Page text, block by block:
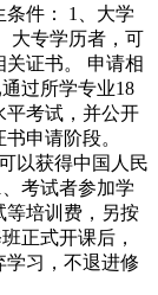
件： 1、大学
大专学历者，可
证书。 申请相
过所学专业18
平考试，并公开
申请阶段。
以获得中国人民
考试者参加学
等培训费，另按
正式开课后，
学习，不退进修